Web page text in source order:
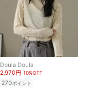
Doula Doula
2,970円 10%OFF
270ポイント